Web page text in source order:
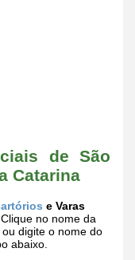
de São
Catarina
e Varas
. Clique no nome da
digite o nome do
abaixo.